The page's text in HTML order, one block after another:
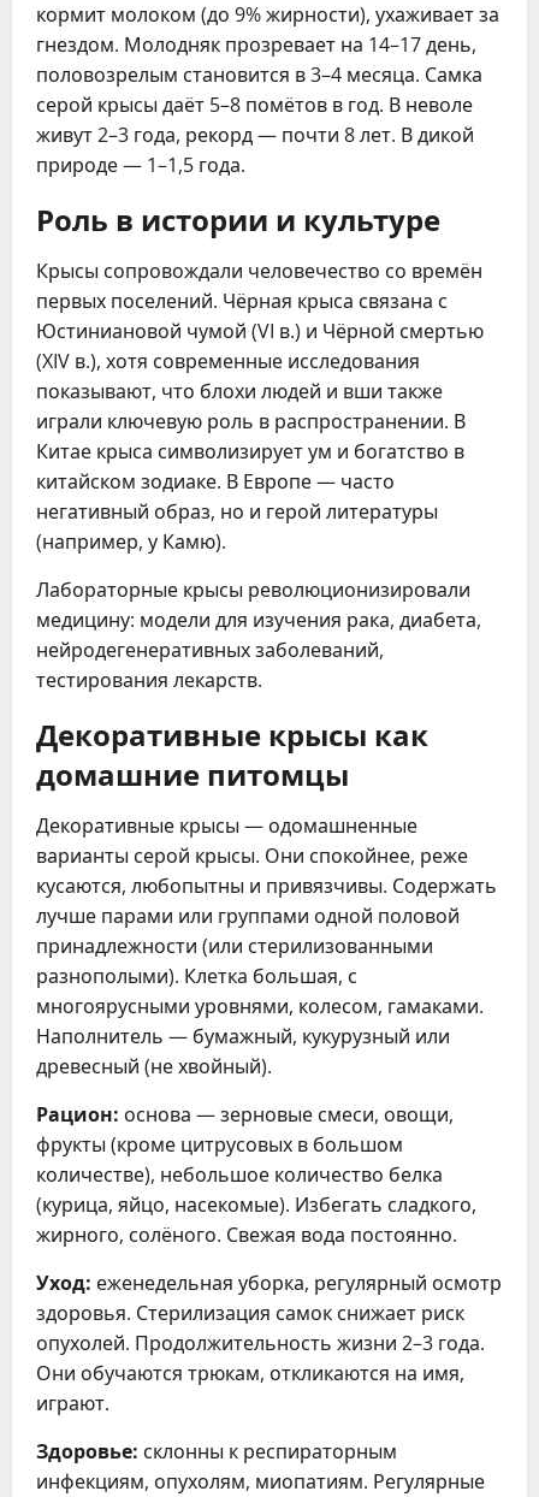
кормит молоком (до 9% жирности), ухаживает за
гнездом. Молодняк прозревает на 14–17 день,
половозрелым становится в 3–4 месяца. Самка
серой крысы даёт 5–8 помётов в год. В неволе
живут 2–3 года, рекорд — почти 8 лет. В дикой
природе — 1–1,5 года.
Роль в истории и культуре
Крысы сопровождали человечество со времён
первых поселений. Чёрная крыса связана с
Юстиниановой чумой (VI в.) и Чёрной смертью
(XIV в.), хотя современные исследования
показывают, что блохи людей и вши также
играли ключевую роль в распространении. В
Китае крыса символизирует ум и богатство в
китайском зодиаке. В Европе — часто
негативный образ, но и герой литературы
(например, у Камю).
Лабораторные крысы революционизировали
медицину: модели для изучения рака, диабета,
нейродегенеративных заболеваний,
тестирования лекарств.
Декоративные крысы как
домашние питомцы
Декоративные крысы — одомашненные
варианты серой крысы. Они спокойнее, реже
кусаются, любопытны и привязчивы. Содержать
лучше парами или группами одной половой
принадлежности (или стерилизованными
разнополыми). Клетка большая, с
многоярусными уровнями, колесом, гамаками.
Наполнитель — бумажный, кукурузный или
древесный (не хвойный).
Рацион: основа — зерновые смеси, овощи,
фрукты (кроме цитрусовых в большом
количестве), небольшое количество белка
(курица, яйцо, насекомые). Избегать сладкого,
жирного, солёного. Свежая вода постоянно.
Уход: еженедельная уборка, регулярный осмотр
здоровья. Стерилизация самок снижает риск
опухолей. Продолжительность жизни 2–3 года.
Они обучаются трюкам, откликаются на имя,
играют.
Здоровье: склонны к респираторным
инфекциям, опухолям, миопатиям. Регулярные